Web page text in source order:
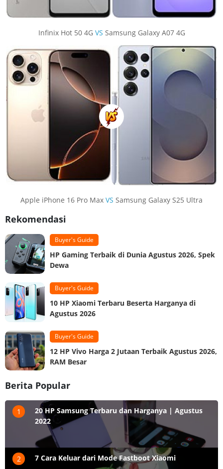
Infinix Hot 50 4G VS Samsung Galaxy A07 4G
Apple iPhone 16 Pro Max VS Samsung Galaxy S25 Ultra
Rekomendasi
Buyer's Guide
HP Gaming Terbaik di Dunia Agustus 2026, Spek
Dewa
Buyer's Guide
10 HP Xiaomi Terbaru Beserta Harganya di
Agustus 2026
Buyer's Guide
12 HP Vivo Harga 2 Jutaan Terbaik Agustus 2026,
RAM Besar
Berita Popular
1
20 HP Samsung Terbaru dan Harganya | Agustus
2022
2 7 Cara Keluar dari Mode Fastboot Xiaomi